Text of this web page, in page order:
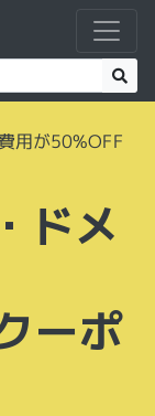
用が50%OFF
ドメ
ーポ